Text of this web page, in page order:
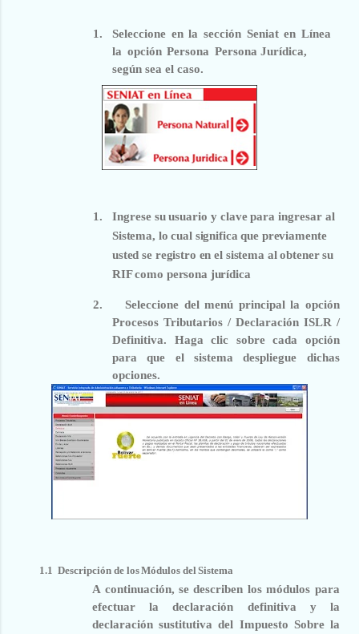
1. Seleccione en la sección Seniat en Línea
la opción Persona Persona Jurídica,
según sea el caso.
1. Ingrese su usuario y clave para ingresar al
Sistema, lo cual significa que previamente
usted se registro en el sistema al obtener su
RIF como persona jurídica
2. Seleccione del menú principal la opción
Procesos Tributarios / Declaración ISLR /
Definitiva. Haga clic sobre cada opción
para que el sistema despliegue dichas
opciones.
1.1 Descripción de losMódulos del Sistema
A continuación, se describen los módulos para
efectuar la declaración definitiva y la
declaración sustitutiva del Impuesto Sobre la